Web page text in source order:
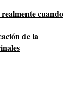
cuando
de la